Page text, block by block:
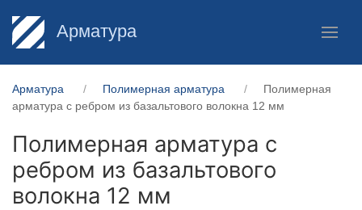
Арматура
Арматура Полимерная арматура
Полимерная
арматура c ребром из базальтового волокна 12 мм
Полимерная арматура c
ребром из базальтового
волокна 12 мм